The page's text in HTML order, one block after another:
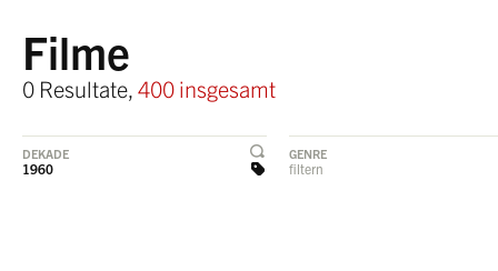
Filme
0 Resultate, 400 insgesamt
DEKADE
1960
GENRE
filtern